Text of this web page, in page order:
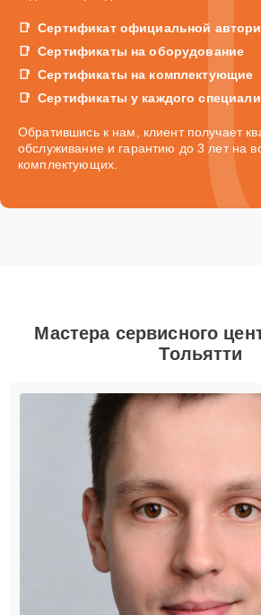
Сертификат официальной
Сертификаты на оборудование
Сертификаты на комплектующие
Сертификаты у каждого
Обратившись к нам, клиент получает
обслуживание и гарантию до 3 лет на
комплектующих.
Мастера сервисного
Тольятти